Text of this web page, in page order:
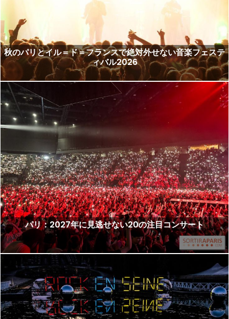
秋のパリとイル＝ド＝フランスで絶対外せない音楽フェステ
ィバル2026
パリ：2027年に見逃せない20の注目コンサート